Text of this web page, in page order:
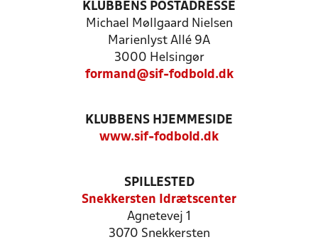
KLUBBENS POSTADRESSE
Michael Møllgaard Nielsen
Marienlyst Allé 9A
3000 Helsingør
formand@sif-fodbold.dk
KLUBBENS HJEMMESIDE
www.sif-fodbold.dk
SPILLESTED
Snekkersten Idrætscenter
Agnetevej 1
3070 Snekkersten